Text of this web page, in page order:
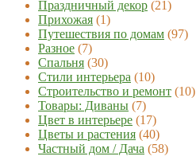
Праздничный декор (21)
Прихожая (1)
Путешествия по домам (97)
Разное (7)
Спальня (30)
Стили интерьера (10)
Строительство и ремонт (10)
Товары: Диваны (7)
Цвет в интерьере (17)
Цветы и растения (40)
Частный дом / Дача (58)